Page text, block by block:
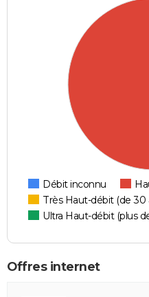
Débit inconnu
Très Haut-débit (de 30
Ultra Haut-débit (plus
Offres internet